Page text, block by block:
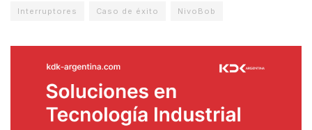
Interruptores Caso de éxito NivoBob